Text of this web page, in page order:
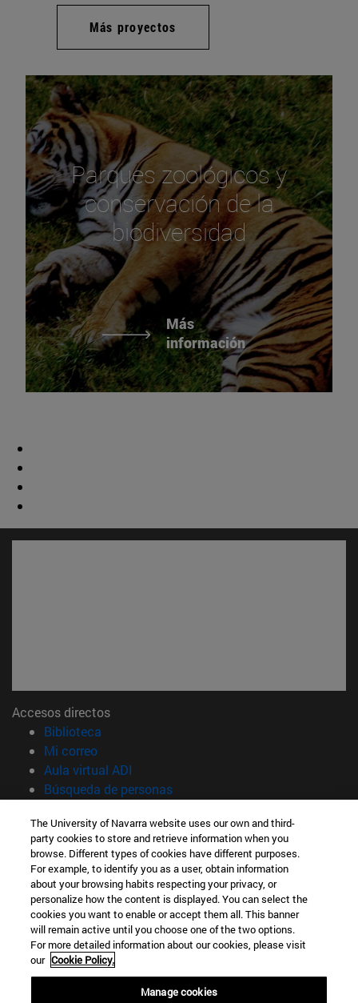
Más proyectos
Parques zoológicos y
conservación de la
biodiversidad
Más
información
Accesos directos
Biblioteca
Mi correo(abre en nueva ventana)
Aula virtual ADI
Búsqueda de personas(abre en nueva ventana)
Información
TFNO +34 948 42 56 14
¿QUÉ GRADO TE INTERESA?
¿QUÉ MÁSTER TE INTERESA?
© Universidad de Navarra
Información legal
Accesibilidad
Configuración de cookies
The University of Navarra website uses our own and third-
party cookies to store and retrieve information when you
browse. Different types of cookies have different purposes.
For example, to identify you as a user, obtain information
about your browsing habits respecting your privacy, or
personalize how the content is displayed. You can select the
cookies you want to enable or accept them all. This banner
will remain active until you choose one of the two options.
For more detailed information about our cookies, please visit
our Cookie Policy.
Manage cookies